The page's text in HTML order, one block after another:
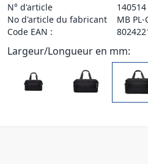
N° d'article
140514
No d'article du fabricant
MB PL-
Code EAN :
Largeur/Longueur en mm: